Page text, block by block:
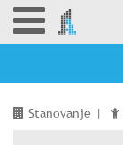
Stanovanje |